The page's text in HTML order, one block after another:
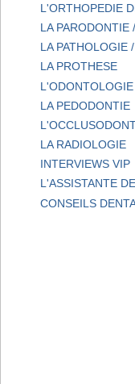
L'ORTHOPEDIE
LA
LA PATHOLOGIE
LA PROTHESE
LA PEDODONTIE
LA RADIOLOGIE
INTERVIEWS VIP
L'ASSISTANTE
CONSEILS